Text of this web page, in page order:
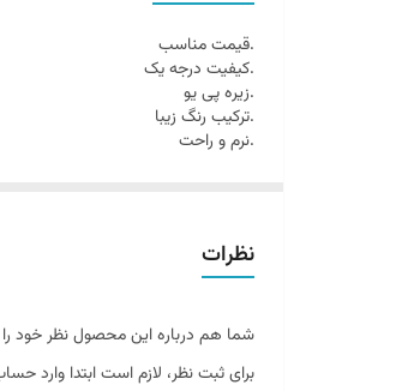
.قیمت مناسب
.کیفیت درجه یک
.زیره پی یو
.ترکیب رنگ زیبا
.نرم و راحت
نظرات
شما هم درباره این محصول نظر خود را
برای ثبت نظر، لازم است ابتدا وارد